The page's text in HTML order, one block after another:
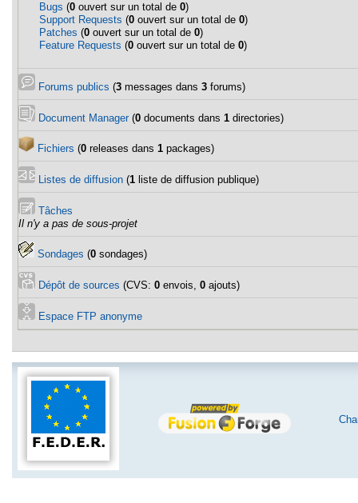
Bugs (0ouvert sur un total de 0)
Support Requests (0ouvert sur un total de 0)
Patches (0ouvert sur un total de 0)
Feature Requests (0ouvert sur un total de 0)
Forums publics (3messages dans 3forums)
Document Manager(0documents dans 1directories)
Fichiers (0releases dans 1packages)
Listes de diffusion(1liste de diffusion publique)
Tâches
Il n'y a pas de sous-projet
Sondages (0sondages)
Dépôt de sources (CVS: 0envois, 0ajouts)
Espace FTP anonyme